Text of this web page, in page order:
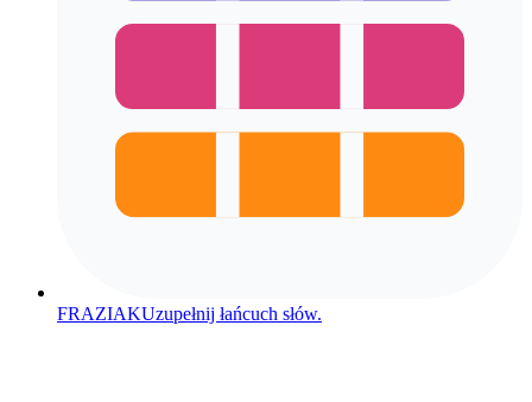
FRAZIAKUzupełnij łańcuch słów.